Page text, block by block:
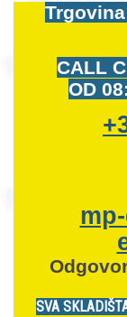
CALL
OD
SVA